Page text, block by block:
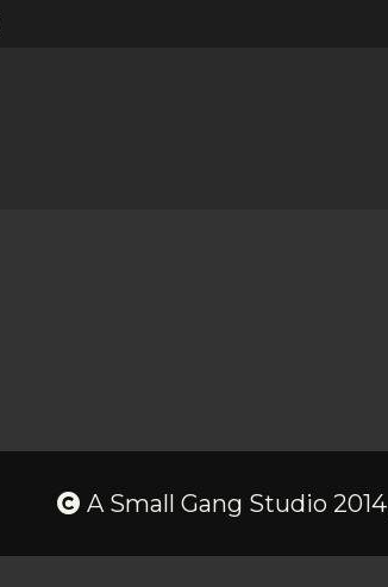
A Small Gang Studio 2014